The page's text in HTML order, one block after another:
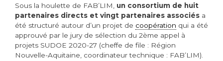
Sous la houlette de FAB’LIM, un consortium de huit
partenaires directs et vingt partenaires associés a
été structuré autour d’un projet de coopération qui a été
approuvé par le jury de sélection du 2ème appel à
projets SUDOE 2020-27 (cheffe de file : Région
Nouvelle-Aquitaine, coordinateur technique : FAB’LIM).